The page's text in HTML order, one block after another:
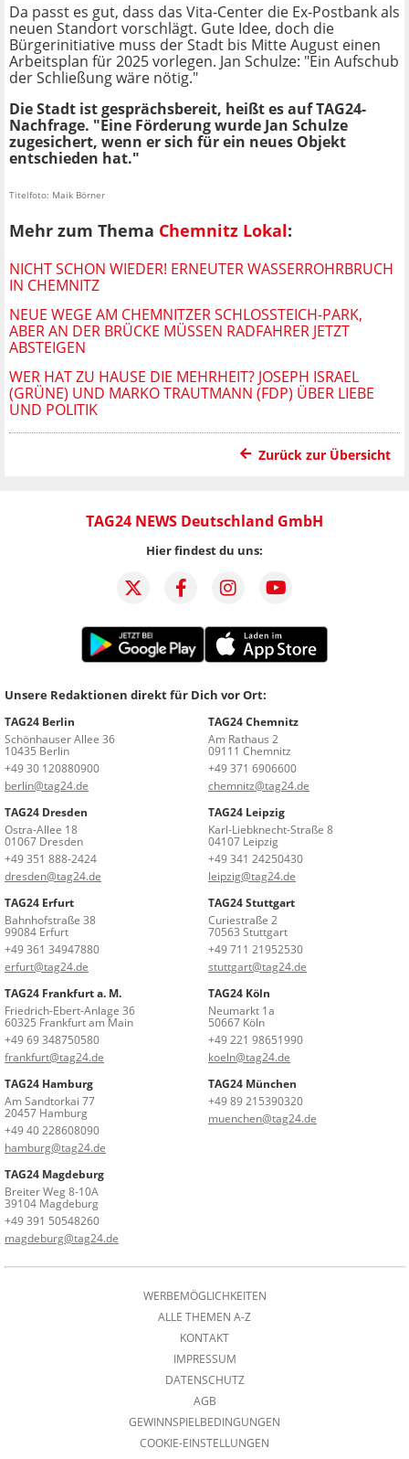
Da passt es gut, dass das Vita-Center die Ex-Postbank als
neuen Standort vorschlägt. Gute Idee, doch die
Bürgerinitiative muss der Stadt bis Mitte August einen
Arbeitsplan für 2025 vorlegen. Jan Schulze: "Ein Aufschub
der Schließung wäre nötig."
Die Stadt ist gesprächsbereit, heißt es auf TAG24-
Nachfrage. "Eine Förderung wurde Jan Schulze
zugesichert, wenn er sich für ein neues Objekt
entschieden hat."
Titelfoto: Maik Börner
Mehr zum Thema Chemnitz Lokal:
NICHT SCHON WIEDER! ERNEUTER WASSERROHRBRUCH
IN CHEMNITZ
NEUE WEGE AM CHEMNITZER SCHLOSSTEICH-PARK, A
BER AN DER BRÜCKE MÜSSEN RADFAHRER JETZT A
BSTEIGEN
WER HAT ZU HAUSE DIE MEHRHEIT? JOSEPH ISRAEL
(GRÜNE) UND MARKO TRAUTMANN (FDP) ÜBER LIEBE
UND POLITIK
Zurück zur Übersicht
TAG24 NEWS Deutschland GmbH
Hier findest du uns:
Unsere Redaktionen direkt für Dich vor Ort:
TAG24 Berlin
Schönhauser Allee 36
10435 Berlin
+49 30 120880900
berlin@tag24.de
TAG24 Chemnitz
Am Rathaus 2
09111 Chemnitz
+49 371 6906600
chemnitz@tag24.de
TAG24 Dresden
Ostra-Allee 18
01067 Dresden
+49 351 888-2424
dresden@tag24.de
TAG24 Leipzig
Karl-Liebknecht-Straße 8
04107 Leipzig
+49 341 24250430
leipzig@tag24.de
TAG24 Erfurt
Bahnhofstraße 38
99084 Erfurt
+49 361 34947880
erfurt@tag24.de
TAG24 Stuttgart
Curiestraße 2
70563 Stuttgart
+49 711 21952530
stuttgart@tag24.de
TAG24 Frankfurt a. M.
Friedrich-Ebert-Anlage 36
60325 Frankfurt am Main
+49 69 348750580
frankfurt@tag24.de
TAG24 Köln
Neumarkt 1a
50667 Köln
+49 221 98651990
koeln@tag24.de
TAG24 Hamburg
Am Sandtorkai 77
20457 Hamburg
+49 40 228608090
hamburg@tag24.de
TAG24 München
+49 89 215390320
muenchen@tag24.de
TAG24 Magdeburg
Breiter Weg 8-10A
39104 Magdeburg
+49 391 50548260
magdeburg@tag24.de
WERBEMÖGLICHKEITEN
ALLE THEMEN A-Z
KONTAKT
IMPRESSUM
DATENSCHUTZ
AGB
GEWINNSPIELBEDINGUNGEN
COOKIE-EINSTELLUNGEN